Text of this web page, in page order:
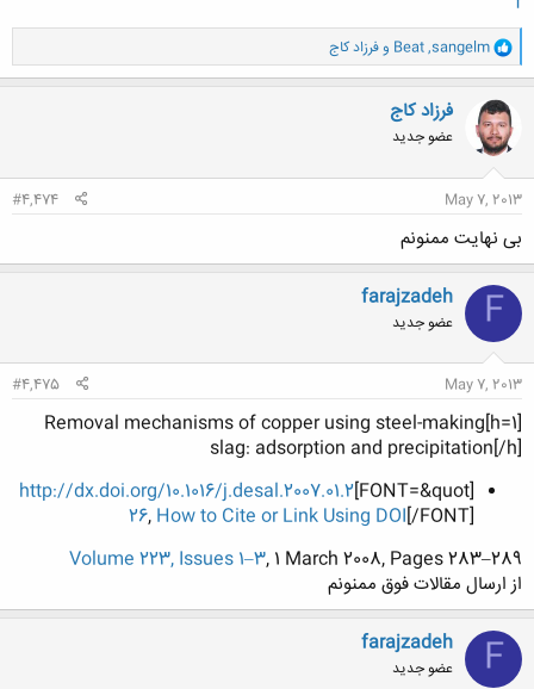
و
ا
ک
ن
ش
ه
ا
sangelm
,
Beat وفرزاد کاج
فرزاد کاج
عضو جدید
May 7, 2013
#4,474
بی نهایت ممنونم
F
farajzadeh
عضو جدید
May 7, 2013
#4,475
[h=1]Removal mechanisms of copper using steel-making
slag: adsorption and precipitation[/h]
[FONT=&quot]
http://dx.doi.org/10.1016/j.desal.2007.01.2
26, How to Cite or Link Using DOI[/FONT]
Volume 223, Issues 1–3, 1 March 2008, Pages 283–289
از ارسال مقالات فوق ممنونم
F
farajzadeh
عضو جدید